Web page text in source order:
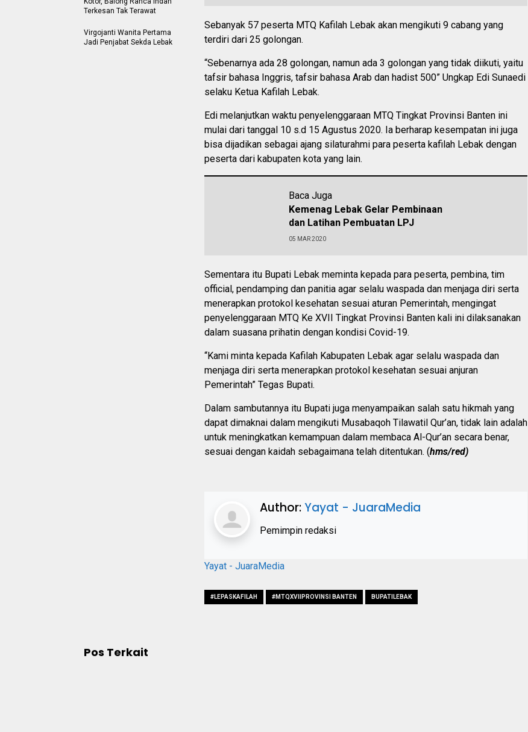
Sebanyak 57 peserta MTQ Kafilah Lebak akan mengikuti 9 cabang yang
terdiri dari 25 golongan.
“Sebenarnya ada 28 golongan, namun ada 3 golongan yang tidak diikuti, yaitu
tafsir bahasa Inggris, tafsir bahasa Arab dan hadist 500” Ungkap Edi Sunaedi
selaku Ketua Kafilah Lebak.
Edi melanjutkan waktu penyelenggaraan MTQ Tingkat Provinsi Banten ini
mulai dari tanggal 10 s.d 15 Agustus 2020. Ia berharap kesempatan ini juga
bisa dijadikan sebagai ajang silaturahmi para peserta kafilah Lebak dengan
peserta dari kabupaten kota yang lain.
Baca Juga
Kemenag Lebak Gelar Pembinaan
dan Latihan Pembuatan LPJ
05 MAR 2020
Sementara itu Bupati Lebak meminta kepada para peserta, pembina, tim
official, pendamping dan panitia agar selalu waspada dan menjaga diri serta
menerapkan protokol kesehatan sesuai aturan Pemerintah, mengingat
penyelenggaraan MTQ Ke XVII Tingkat Provinsi Banten kali ini dilaksanakan
dalam suasana prihatin dengan kondisi Covid-19.
“Kami minta kepada Kafilah Kabupaten Lebak agar selalu waspada dan
menjaga diri serta menerapkan protokol kesehatan sesuai anjuran
Pemerintah” Tegas Bupati.
Dalam sambutannya itu Bupati juga menyampaikan salah satu hikmah yang
dapat dimaknai dalam mengikuti Musabaqoh Tilawatil Qur’an, tidak lain adalah
untuk meningkatkan kemampuan dalam membaca Al-Qur’an secara benar,
sesuai dengan kaidah sebagaimana telah ditentukan. (hms/red)
Author:Yayat - JuaraMedia
Pemimpin redaksi
Yayat - JuaraMedia
#LEPASKAFILAH #MTQXVIIPROVINSI BANTEN BUPATILEBAK
Terkesan Tak Terawat
Virgojanti Wanita Pertama
Jadi Penjabat Sekda Lebak
Pos Terkait